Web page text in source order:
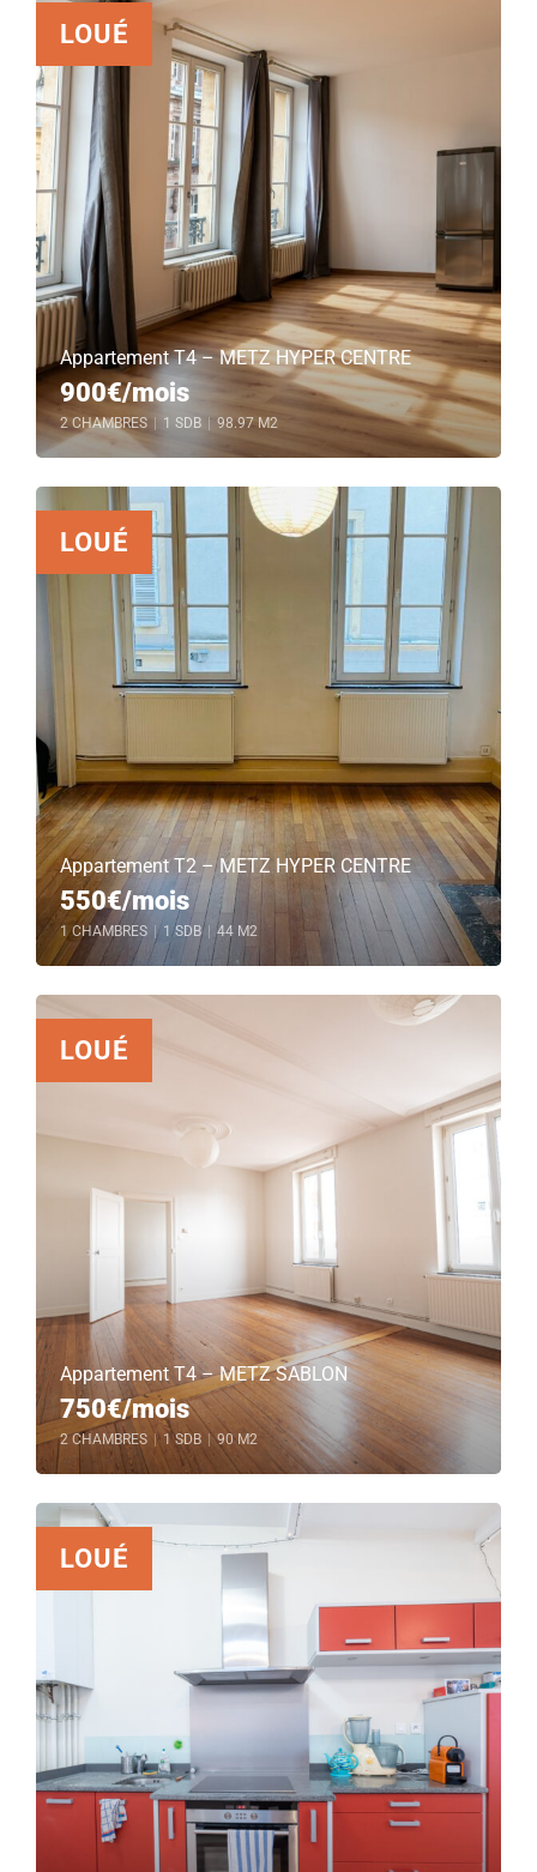
LOUÉ
Appartement T4 – METZ HYPER CENTRE
900€/mois
2 CHAMBRES 1 SDB 98.97 M2
LOUÉ
Appartement T2 – METZ HYPER CENTRE
550€/mois
1 CHAMBRES 1 SDB 44 M2
LOUÉ
Appartement T4 – METZ SABLON
750€/mois
2 CHAMBRES 1 SDB 90 M2
LOUÉ